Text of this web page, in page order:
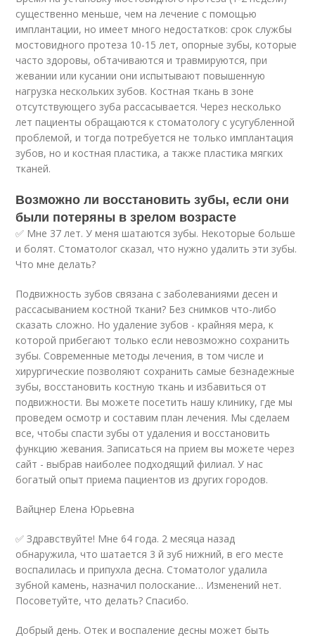
существенно меньше, чем на лечение с помощью
имплантации, но имеет много недостатков: срок службы
мостовидного протеза 10-15 лет, опорные зубы, которые
часто здоровы, обтачиваются и травмируются, при
жевании или кусании они испытывают повышенную
нагрузка нескольких зубов. Костная ткань в зоне
отсутствующего зуба рассасывается. Через несколько
лет пациенты обращаются к стоматологу с усугубленной
проблемой, и тогда потребуется не только имплантация
зубов, но и костная пластика, а также пластика мягких
тканей.
Возможно ли восстановить зубы, если они
были потеряны в зрелом возрасте
✅ Мне 37 лет. У меня шатаются зубы. Некоторые больше
и болят. Стоматолог сказал, что нужно удалить эти зубы.
Что мне делать?
Подвижность зубов связана с заболеваниями десен и
рассасыванием костной ткани? Без снимков что-либо
сказать сложно. Но удаление зубов - крайняя мера, к
которой прибегают только если невозможно сохранить
зубы. Современные методы лечения, в том числе и
хирургические позволяют сохранить самые безнадежные
зубы, восстановить костную ткань и избавиться от
подвижности. Вы можете посетить нашу клинику, где мы
проведем осмотр и составим план лечения. Мы сделаем
все, чтобы спасти зубы от удаления и восстановить
функцию жевания. Записаться на прием вы можете через
сайт - выбрав наиболее подходящий филиал. У нас
богатый опыт приема пациентов из других городов.
Вайцнер Елена Юрьевна
✅ Здравствуйте! Мне 64 года. 2 месяца назад
обнаружила, что шатается 3 й зуб нижний, в его месте
воспалилась и припухла десна. Стоматолог удалила
зубной камень, назначил полоскание… Изменений нет.
Посоветуйте, что делать? Спасибо.
Добрый день. Отек и воспаление десны может быть